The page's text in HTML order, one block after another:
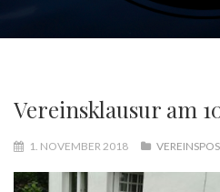
Vereinsklausur am
1. NOVEMBER 2018